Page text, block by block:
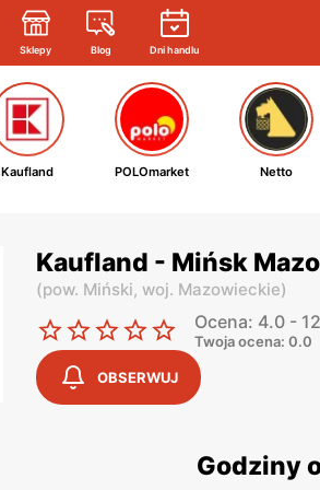
Sklepy Blog Dni handlu
Kaufland POLOmarket Netto
Kaufland - Mińsk
(pow. Miński, woj. Mazowieckie)
Ocena: 4.0 -
Twoja ocena: 0.0
OBSERWUJ
Godziny